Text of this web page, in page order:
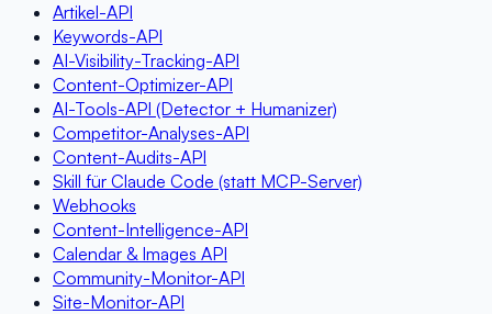
Artikel-API
Keywords-API
AI-Visibility-Tracking-API
Content-Optimizer-API
AI-Tools-API (Detector + Humanizer)
Competitor-Analyses-API
Content-Audits-API
Skill für Claude Code (statt MCP-Server)
Webhooks
Content-Intelligence-API
Calendar & Images API
Community-Monitor-API
Site-Monitor-API